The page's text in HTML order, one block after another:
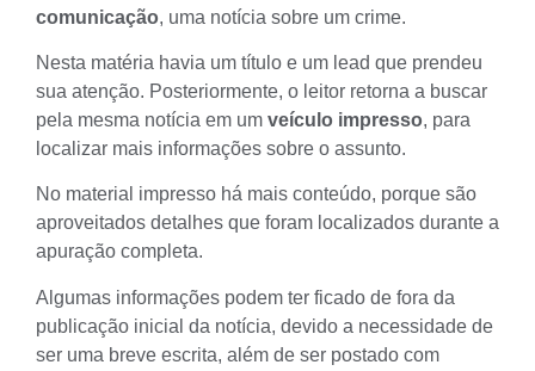
comunicação, uma notícia sobre um crime.
Nesta matéria havia um título e um lead que prendeu
sua atenção. Posteriormente, o leitor retorna a buscar
pela mesma notícia em um veículo impresso, para
localizar mais informações sobre o assunto.
No material impresso há mais conteúdo, porque são
aproveitados detalhes que foram localizados durante a
apuração completa.
Algumas informações podem ter ficado de fora da
publicação inicial da notícia, devido a necessidade de
ser uma breve escrita, além de ser postado com